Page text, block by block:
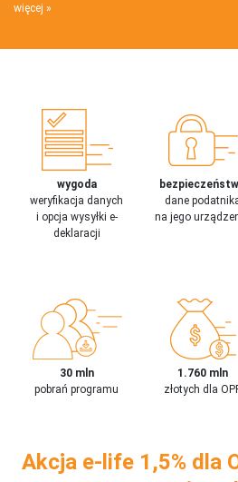
więcej
wygoda
weryfikacja danych
i opcja wysyłki e-
deklaracji
dane
na jego
30 mln
pobrań programu
1.760 mln
złotych dla
Akcja e-life 1,5% dla